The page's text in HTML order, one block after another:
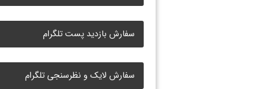
سفارش بازدید پست تلگرام
سفارش لایک و نظرسنجی تلگرام